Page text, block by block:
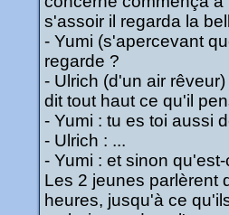
s'assoir il regarda la
- Yumi (s'apercevant
regarde ?
- Ulrich (d'un air
dit tout haut ce qu'il
- Yumi : tu es toi aussi
- Ulrich : ...
- Yumi : et sinon
Les 2 jeunes parlèrent
heures, jusqu'à ce